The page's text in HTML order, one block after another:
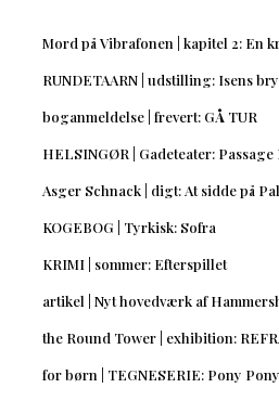
Mord på Vibrafonen | kapitel 2: En
RUNDETAARN | udstilling: Isens
boganmeldelse | frevert: GÅ TUR
HELSINGØR | Gadeteater: Passage
Asger Schnack | digt: At sidde på
KOGEBOG | Tyrkisk: Sofra
KRIMI | sommer: Efterspillet
artikel | Nyt hovedværk af
the Round Tower | exhibition:
for børn | TEGNESERIE: Pony